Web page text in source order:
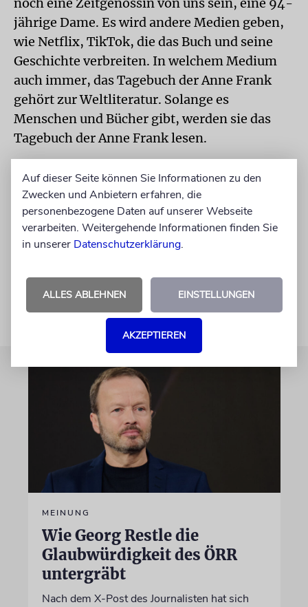
jährige Dame. Es wird andere Medien geben,
wie Netflix, TikTok, die das Buch und seine
Geschichte verbreiten. In welchem Medium
auch immer, das Tagebuch der Anne Frank
gehört zur Weltliteratur. Solange es
Menschen und Bücher gibt, werden sie das
Tagebuch der Anne Frank lesen.
Mit dem Editor-at-Large des Suhrkamp
Verlags sprach Ayala Goldmann.
Thomas Sparr: »Ich will fortleben, auch nach
meinem Tod. Die Biographie des Tagebuchs
der Anne Frank«. S. Fischer, Frankfurt 2023,
MEINUNG
Wie Georg Restle die
Glaubwürdigkeit des ÖRR
untergräbt
Nach dem X-Post des Journalisten hat sich
Auf dieser Seite können Sie Informationen zu den
Zwecken und Anbietern erfahren, die
personenbezogene Daten auf unserer Webseite
verarbeiten. Weitergehende Informationen finden Sie
in unserer Datenschutzerklärung.
ALLES ABLEHNEN EINSTELLUNGEN
AKZEPTIEREN